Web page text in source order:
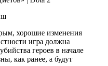
хорошие изменения
игра должна
героев в начале
как ранее, а будут